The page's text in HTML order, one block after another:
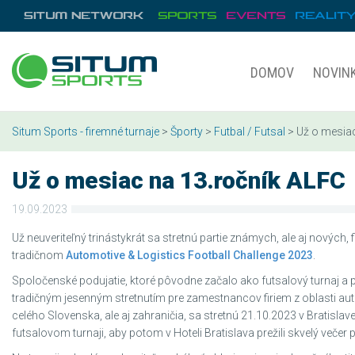
DOMOV
Situm Sports - firemné turnaje > Športy > Futbal / Futsal > Už o
Už o mesiac na 13.ročník ALFC
19.09.2023
Už neuveriteľný trinástykrát sa stretnú partie známych, ale aj
tradičnom Automotive & Logistics Football Challenge 2023
Spoločenské podujatie, ktoré pôvodne začalo ako futsalový turnaj
tradičným jesenným stretnutím pre zamestnancov firiem z oblasti
celého Slovenska, ale aj zahraničia, sa stretnú 21.10.2023 v
futsalovom turnaji, aby potom v Hoteli Bratislava prežili skvelý večer